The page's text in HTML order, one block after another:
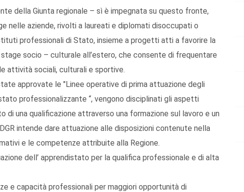
della Giunta regionale – sì è impegnata su questo fronte,
nelle aziende, rivolti a laureati e diplomati disoccupati o
professionali di Stato, insieme a progetti atti a favorire la
socio – culturale all’estero, che consente di frequentare
attività sociali, culturali e sportive.
approvate le "Linee operative di prima attuazione degli
professionalizzante “, vengono disciplinati gli aspetti
una qualificazione attraverso una formazione sul lavoro e un
intende dare attuazione alle disposizioni contenute nella
e le competenze attribuite alla Regione.
dell’ apprendistato per la qualifica professionale e di alta
e capacità professionali per maggiori opportunità di